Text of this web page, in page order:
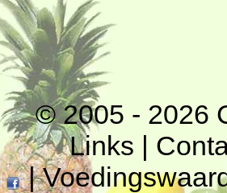
© 2005 - 2026
Links |
|